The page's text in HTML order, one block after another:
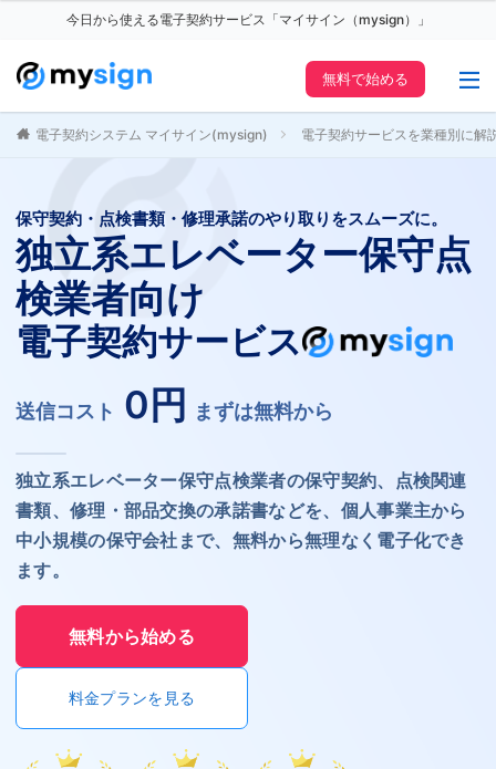
今日から使える電子契約サービス「マイサイン（mysign）」
無料で始める
電子契約システム マイサイン(mysign) 電子契約サービスを業種別に解
保守契約・点検書類・修理承諾のやり取りをスムーズに。
独立系エレベーター保守点
検業者向け
電子契約サービス
送信コスト 0円 まずは無料から
独立系エレベーター保守点検業者の保守契約、点検関連
書類、修理・部品交換の承諾書などを、個人事業主から
中小規模の保守会社まで、無料から無理なく電子化でき
ます。
無料から始める
料金プランを見る